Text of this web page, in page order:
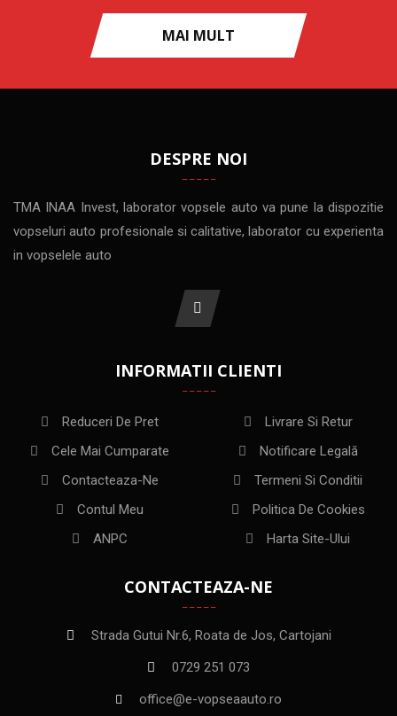
MAI MULT
DESPRE NOI
TMA INAA Invest, laborator vopsele auto va pune la dispozitie
vopseluri auto profesionale si calitative, laborator cu experienta
in vopselele auto
INFORMATII CLIENTI
Reduceri De Pret
Cele Mai Cumparate
Contacteaza-Ne
Contul Meu
ANPC
Livrare Si Retur
Notificare Legală
Termeni Si Conditii
Politica De Cookies
Harta Site-Ului
CONTACTEAZA-NE
Strada Gutui Nr.6, Roata de Jos, Cartojani
0729 251 073
office@e-vopseaauto.ro